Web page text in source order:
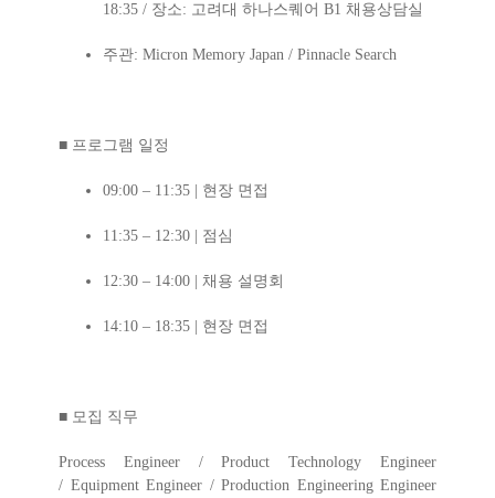
18:35 / 장소: 고려대 하나스퀘어 B1 채용상담실
주관: Micron Memory Japan / Pinnacle Search
■ 프로그램 일정
09:00 – 11:35 | 현장 면접
11:35 – 12:30 | 점심
12:30 – 14:00 | 채용 설명회
14:10 – 18:35 | 현장 면접
■ 모집 직무
Process Engineer /Product Technology Engineer
/ Equipment Engineer / Production Engineering Engineer